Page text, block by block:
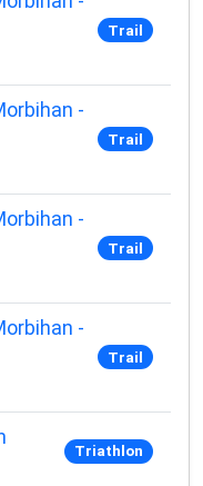
Trail
-
Trail
-
Trail
-
Trail
Triathlon